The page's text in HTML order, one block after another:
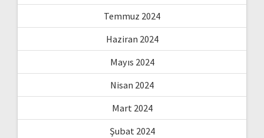
Temmuz 2024
Haziran 2024
Mayıs 2024
Nisan 2024
Mart 2024
Şubat 2024